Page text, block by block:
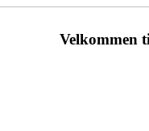
Velkommen